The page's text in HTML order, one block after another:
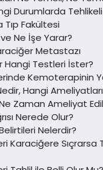
Durumlarda
Fakültesi
Ne İşe Yarar?
Metastazı
Hangi Testleri İster?
Kemoterapinin
Hangi
Zaman Ameliyat
Nerede Olur?
Belirtileri Nelerdir?
Karaciğere Sıçrarsa